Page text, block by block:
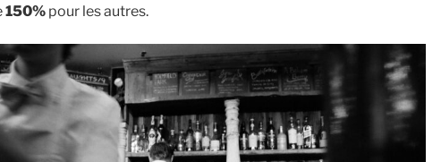
150% pour les autres.